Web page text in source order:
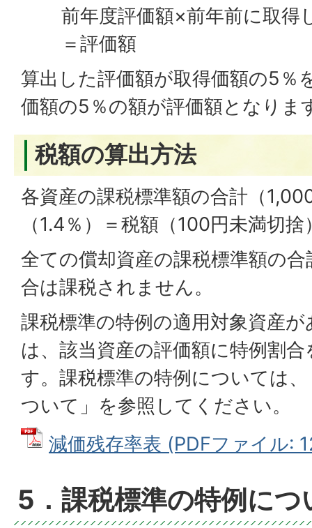
前年度評価額×前年前に取得
＝評価額
算出した評価額が取得価額の5％
価額の5％の額が評価額となりま
税額の算出方法
各資産の課税標準額の合計（
（1.4％）＝税額（100円未満切捨
全ての償却資産の課税標準額の
合は課税されません。
課税標準の特例の適用対象資産
は、該当資産の評価額に特例割
す。課税標準の特例については
ついて」を参照してください。
減価残存率表 (PDFファイル:
5．課税標準の特例につ